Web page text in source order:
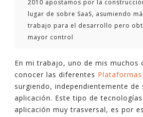
2010 apostamos por la
lugar de sobre SaaS, asumiendo
trabajo para el desarrollo pero
mayor control
En mi trabajo, uno de mis muchos
conocer las diferentes Plataformas
surgiendo, independientemente de
aplicación. Este tipo de
aplicación muy trasversal, es por